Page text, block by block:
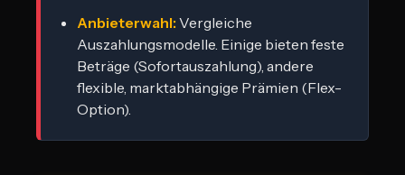
Anbieterwahl: Vergleiche
Auszahlungsmodelle. Einige bieten feste
Beträge (Sofortauszahlung), andere
flexible, marktabhängige Prämien (Flex-
Option).